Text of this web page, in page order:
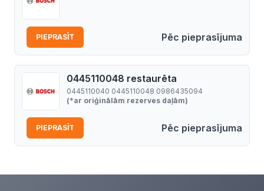
Pēc pieprasījuma
PIEPRASĪT
0445110048 restaurēta
0445110040 0445110048 0986435094
(*ar oriģinālām rezerves daļām)
Pēc pieprasījuma
PIEPRASĪT